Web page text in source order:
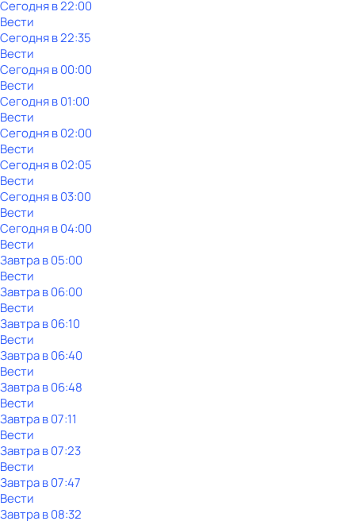
Сегодня в 22:00
Вести
Сегодня в 22:35
Вести
Сегодня в 00:00
Вести
Сегодня в 01:00
Вести
Сегодня в 02:00
Вести
Сегодня в 02:05
Вести
Сегодня в 03:00
Вести
Сегодня в 04:00
Вести
Завтра в 05:00
Вести
Завтра в 06:00
Вести
Завтра в 06:10
Вести
Завтра в 06:40
Вести
Завтра в 06:48
Вести
Завтра в 07:11
Вести
Завтра в 07:23
Вести
Завтра в 07:47
Вести
Завтра в 08:32